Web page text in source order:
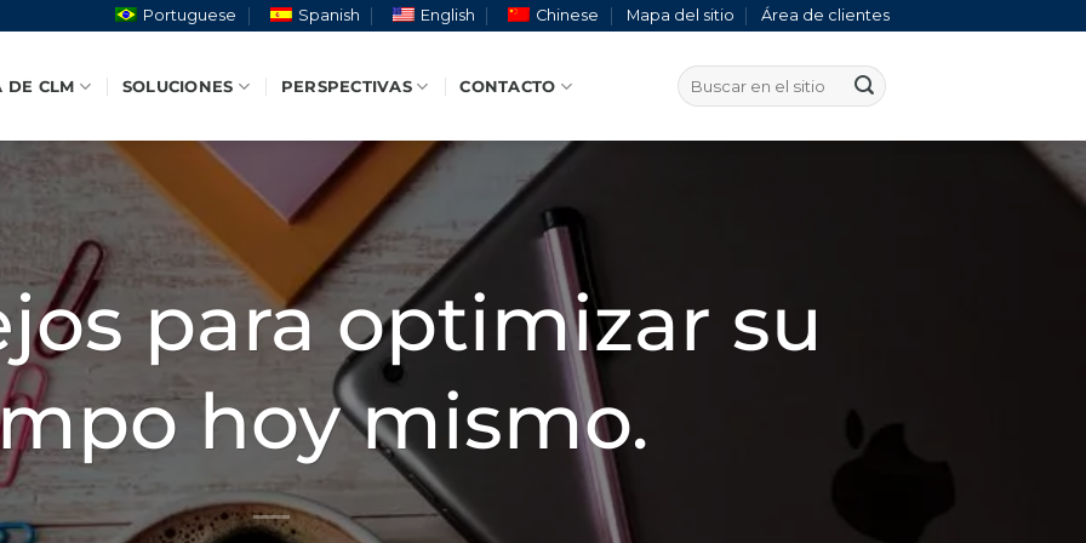
Portuguese Spanish English Chinese Mapa del sitio Área de clientes
DE CLM SOLUCIONES PERSPECTIVAS CONTACTO
para optimizar su
hoy mismo.